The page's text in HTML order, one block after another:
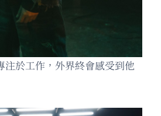
於工作，外界終會感受到他